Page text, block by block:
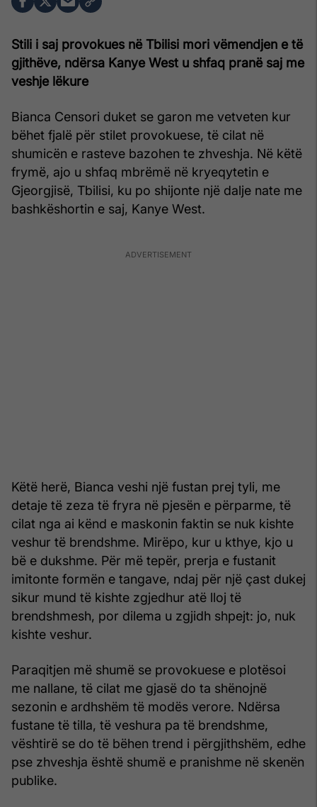
Stili i saj provokues në Tbilisi mori vëmendjen e të
gjithëve, ndërsa Kanye West u shfaq pranë saj me
veshje lëkure
Bianca Censori duket se garon me vetveten kur
bëhet fjalë për stilet provokuese, të cilat në
shumicën e rasteve bazohen te zhveshja. Në këtë
frymë, ajo u shfaq mbrëmë në kryeqytetin e
Gjeorgjisë, Tbilisi, ku po shijonte një dalje nate me
bashkëshortin e saj, Kanye West.
Këtë herë, Bianca veshi një fustan prej tyli, me
detaje të zeza të fryra në pjesën e përparme, të
cilat nga ai kënd e maskonin faktin se nuk kishte
veshur të brendshme. Mirëpo, kur u kthye, kjo u
bë e dukshme. Për më tepër, prerja e fustanit
imitonte formën e tangave, ndaj për një çast dukej
sikur mund të kishte zgjedhur atë lloj të
brendshmesh, por dilema u zgjidh shpejt: jo, nuk
kishte veshur.
Paraqitjen më shumë se provokuese e plotësoi
me nallane, të cilat me gjasë do ta shënojnë
sezonin e ardhshëm të modës verore. Ndërsa
fustane të tilla, të veshura pa të brendshme,
vështirë se do të bëhen trend i përgjithshëm, edhe
pse zhveshja është shumë e pranishme në skenën
publike.